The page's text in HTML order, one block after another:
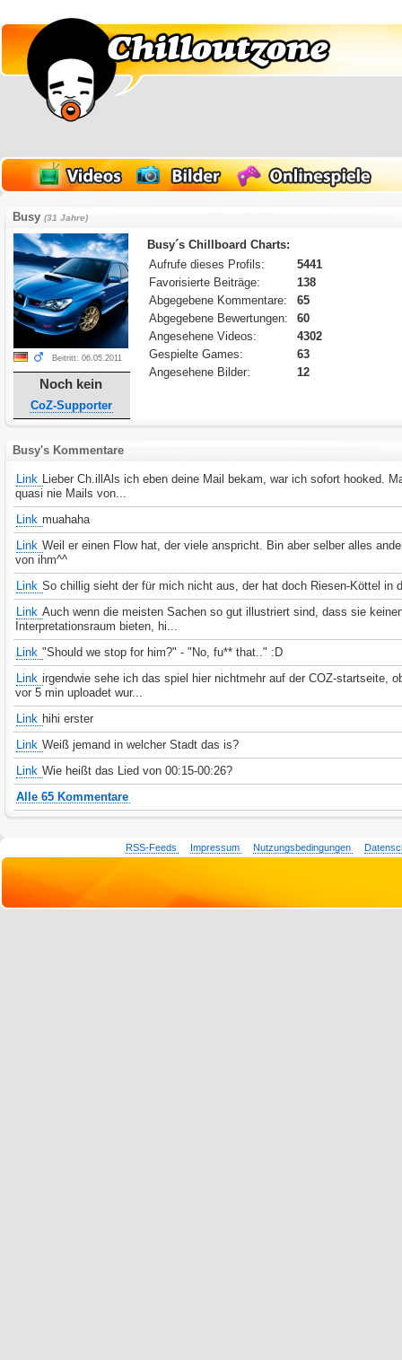
Busy(31 Jahre)
Beitritt: 06.05.2011
Noch kein
CoZ-Supporter
Busy´s Chillboard Charts:
Aufrufe dieses Profils:
5441
Favorisierte Beiträge:
138
Abgegebene Kommentare:
65
Abgegebene Bewertungen:
60
Angesehene Videos:
4302
Gespielte Games:
63
Angesehene Bilder:
12
Busy's Kommentare
Link Lieber Ch.illAls ich eben deine Mail bekam, war ich sofort hooked.
quasi nie Mails von...
Link muahaha
Link Weil er einen Flow hat, der viele anspricht. Bin aber selber alles
von ihm^^
Link So chillig sieht der für mich nicht aus, der hat doch Riesen-Köttel in
Link Auch wenn die meisten Sachen so gut illustriert sind, dass sie
Interpretationsraum bieten, hi...
Link "Should we stop for him?" - "No, fu** that.." :D
Link irgendwie sehe ich das spiel hier nichtmehr auf der COZ-startseite,
vor 5 min uploadet wur...
Link hihi erster
Link Weiß jemand in welcher Stadt das is?
Link Wie heißt das Lied von 00:15-00:26?
Alle 65 Kommentare
RSS-Feeds Impressum Nutzungsbedingungen